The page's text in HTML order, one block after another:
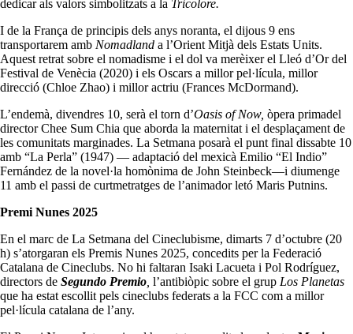
dedicar als valors simbolitzats a la Tricolore.
I de la França de principis dels anys noranta, el dijous 9 ens
transportarem amb Nomadland a l’Orient Mitjà dels Estats Units.
Aquest retrat sobre el nomadisme i el dol va merèixer el Lleó d’Or del
Festival de Venècia (2020) i els Oscars a millor pel·lícula, millor
direcció (Chloe Zhao) i millor actriu (Frances McDormand).
L’endemà, divendres 10, serà el torn d’Oasis of Now, òpera primadel
director Chee Sum Chia que aborda la maternitat i el desplaçament de
les comunitats marginades. La Setmana posarà el punt final dissabte 10
amb “La Perla” (1947) — adaptació del mexicà Emilio “El Indio”
Fernández de la novel·la homònima de John Steinbeck—i diumenge
11 amb el passi de curtmetratges de l’animador letó Maris Putnins.
Premi Nunes 2025
En el marc de La Setmana del Cineclubisme, dimarts 7 d’octubre (20
h) s’atorgaran els Premis Nunes 2025, concedits per la Federació
Catalana de Cineclubs. No hi faltaran Isaki Lacueta i Pol Rodríguez,
directors de Segundo Premio, l’antibiòpic sobre el grup Los Planetas
que ha estat escollit pels cineclubs federats a la FCC com a millor
pel·lícula catalana de l’any.